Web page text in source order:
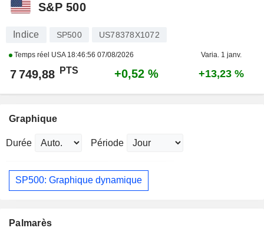
S&P 500
Indice SP500 US78378X1072
Temps réel USA 18:46:56 07/08/2026 Varia. 1 janv.
7 749,88 PTS +0,52 % +13,23 %
Graphique
Durée Période
SP500: Graphique dynamique
Palmarès